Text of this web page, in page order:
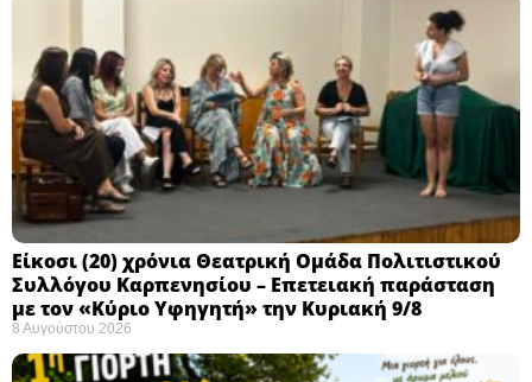
Eίκοσι (20) χρόνια Θεατρική Ομάδα Πολιτιστικού
Συλλόγου Καρπενησίου – Επετειακή παράσταση
με τον «Κύριο Υφηγητή» την Κυριακή 9/8
8 Αυγούστου 2026